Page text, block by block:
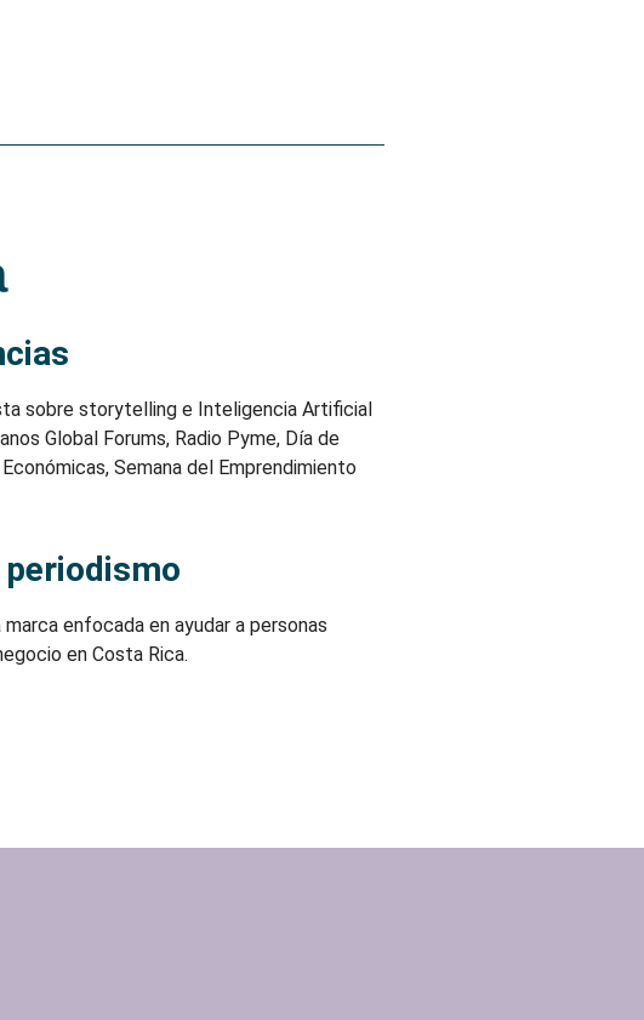
sobre storytelling e Inteligencia Artificial
Global Forums, Radio Pyme, Día de
Semana del Emprendimiento
enfocada en ayudar a personas
en Costa Rica.